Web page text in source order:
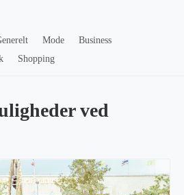
Mode
Business
Shopping
ved